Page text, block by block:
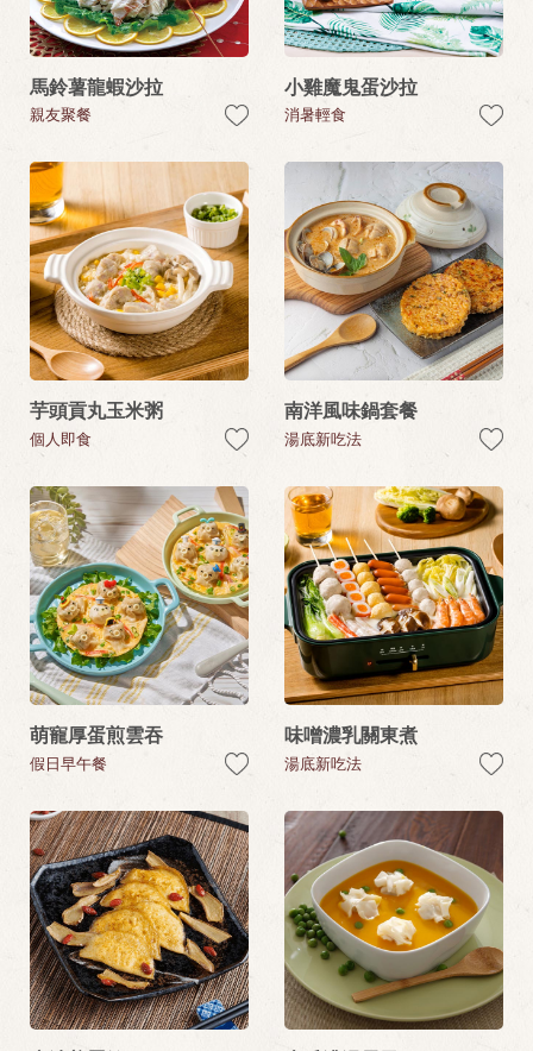
馬鈴薯龍蝦沙拉
親友聚餐
小雞魔鬼蛋沙拉
消暑輕食
芋頭貢丸玉米粥
個人即食
南洋風味鍋套餐
湯底新吃法
萌寵厚蛋煎雲吞
假日早午餐
味噌濃乳關東煮
湯底新吃法